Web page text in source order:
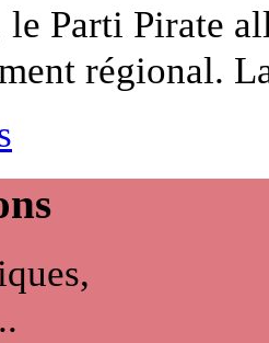
le Parti Pirate
régional.